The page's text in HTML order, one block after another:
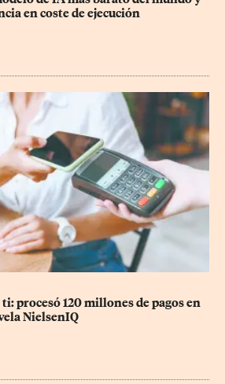
en coste de ejecución
procesó 120 millones de pagos en
NielsenIQ